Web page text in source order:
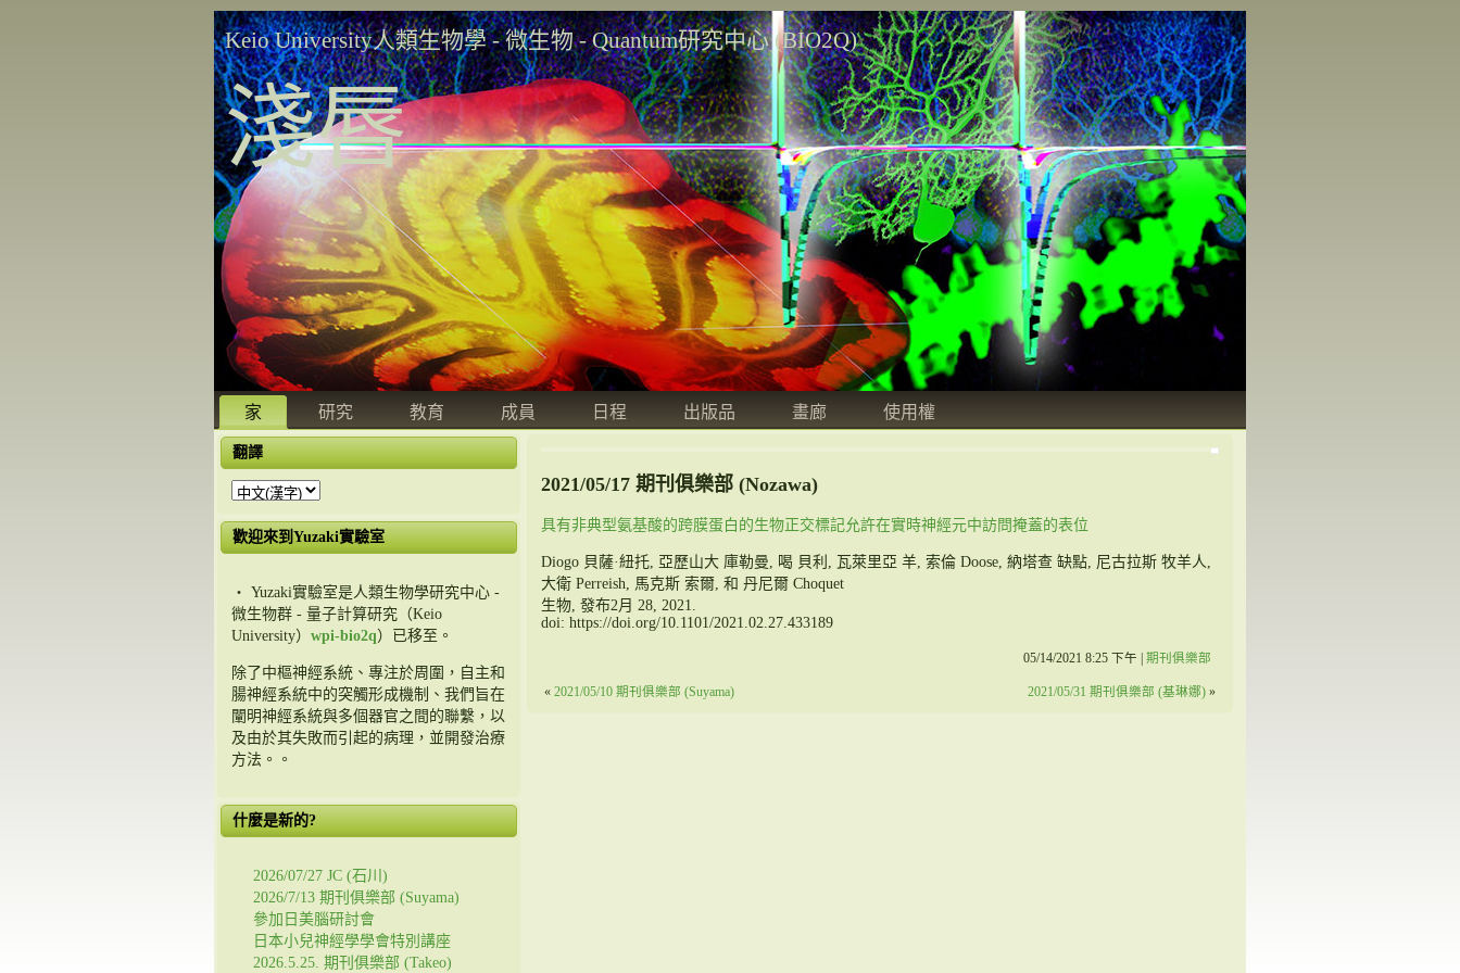
Keio University人類生物學 - 微生物 - Quantum研究中心 (BIO2Q)
淺唇
家 研究 教育 成員 日程 出版品 畫廊 使用權
翻譯
歡迎來到Yuzaki實驗室
・ Yuzaki實驗室是人類生物學研究中心 -
微生物群 - 量子計算研究（Keio
University） wpi-bio2q）已移至。
除了中樞神經系統、專注於周圍，自主和
腸神經系統中的突觸形成機制、我們旨在
闡明神經系統與多個器官之間的聯繫，以
及由於其失敗而引起的病理，並開發治療
方法。。
什麼是新的?
2026/07/27 JC (石川)
2026/7/13 期刊俱樂部 (Suyama)
參加日美腦研討會
日本小兒神經學學會特別講座
2026.5.25. 期刊俱樂部 (Takeo)
2021/05/17 期刊俱樂部 (Nozawa)
具有非典型氨基酸的跨膜蛋白的生物正交標記允許在實時神經元中訪問掩蓋的表位
Diogo 貝薩·紐托 亞歷山大 庫勒曼 喝 貝利 瓦萊里亞 羊 索倫 Doose 納塔查 缺點 尼古拉斯 牧羊人
大衛 Perreish 馬克斯 索爾, 和 丹尼爾 Choquet
生物, 發布2月 28, 2021.
doi: https://doi.org/10.1101/2021.02.27.433189
05/14/2021 8:25 下午 |期刊俱樂部
« 2021/05/10 期刊俱樂部 (Suyama) 2021/05/31 期刊俱樂部 (基琳娜)»